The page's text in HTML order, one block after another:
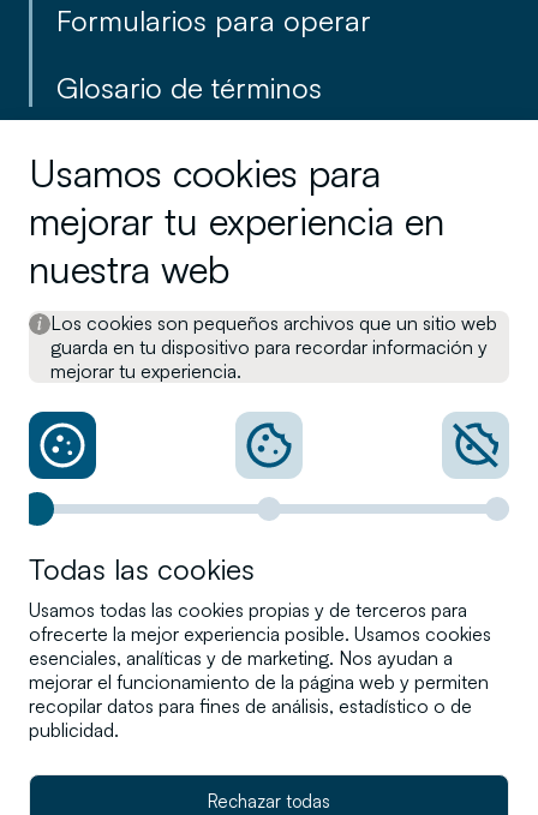
Usamos cookies para
mejorar tu experiencia en
nuestra web
Los cookies son pequeños archivos que un sitio web
guarda en tu dispositivo para recordar información y
mejorar tu experiencia.
Todas las cookies
Usamos todas las cookies propias y de terceros para
ofrecerte la mejor experiencia posible. Usamos cookies
esenciales, analíticas y de marketing. Nos ayudan a
mejorar el funcionamiento de la página web y permiten
recopilar datos para fines de análisis, estadístico o de
publicidad.
Rechazar todas
Formularios para operar
Glosario de términos
Condiciones de uso y aviso legal
Política de privacidad
Cookies
cliente
sostenibilidad
Canal interno de Denuncias
Otra información legal
clientes@cartesio.com
(+34) 91 310 62 40
Gta. de Rubén Darío 3, 28010